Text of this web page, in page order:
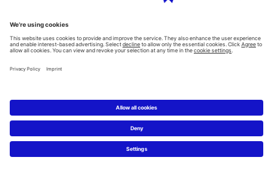
Najczęściej zadawane pytania
Pinterest
Blog
Linked In